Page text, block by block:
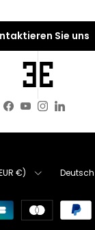
Sie uns
Facebook
YouTube
Instagram
LinkedIn
€) Deutsch